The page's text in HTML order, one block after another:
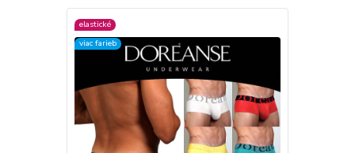
elastické
viac farieb